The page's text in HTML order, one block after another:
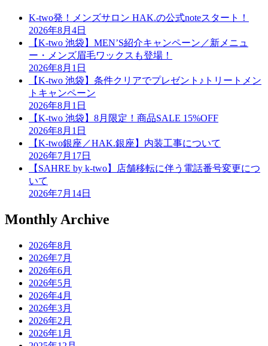
K-two発！メンズサロン HAK.の公式noteスタート！
2026年8月4日
【K-two 池袋】MEN’S紹介キャンペーン／新メニュ
ー・メンズ眉毛ワックスも登場！
2026年8月1日
【K-two 池袋】条件クリアでプレゼント♪トリートメン
トキャンペーン
2026年8月1日
【K-two 池袋】8月限定！商品SALE 15%OFF
2026年8月1日
【K-two銀座／HAK.銀座】内装工事について
2026年7月17日
【SAHRE by k-two】店舗移転に伴う電話番号変更につ
いて
2026年7月14日
Monthly Archive
2026年8月
2026年7月
2026年6月
2026年5月
2026年4月
2026年3月
2026年2月
2026年1月